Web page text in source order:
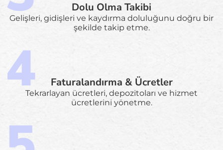
Dolu Olma Takibi
Gelişleri, gidişleri ve kaydırma doluluğunu doğru bir
şekilde takip etme.
Faturalandırma & Ücretler
Tekrarlayan ücretleri, depozitoları ve hizmet
ücretlerini yönetme.